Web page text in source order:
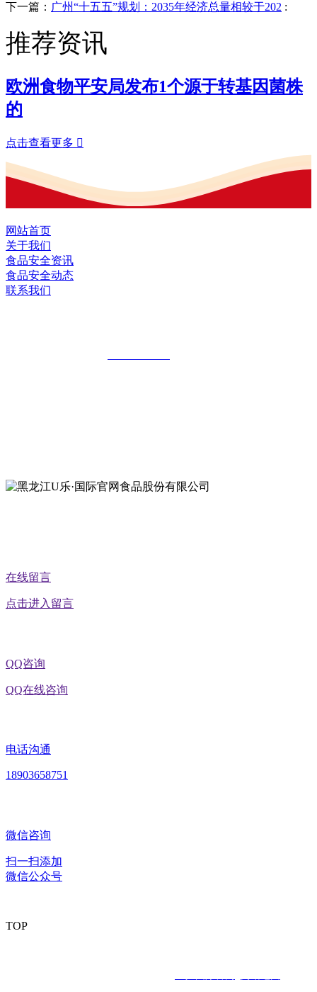
下一篇： 广州“十五五”规划：2035年经济总量相较于202 :
推荐资讯
欧洲食物平安局发布1个源于转基因菌株
的
点击查看更多 
网站首页
关于我们
食品安全资讯
食品安全动态
联系我们
在线留言
点击进入留言
QQ咨询
QQ在线咨询
电话沟通
18903658751
微信咨询
扫一扫添加
微信公众号
TOP